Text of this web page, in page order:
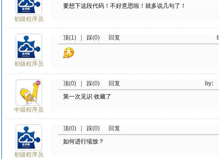
初级程序员
要想下这段代码！不好意思啦！就多说几句了！
初级程序员
顶(1) | 踩(0) 回复
中级程序员
by:
顶(0) | 踩(0)
回复
第一次见识 收藏了
初级程序员
顶(0) | 踩(0)
回复
如何进行缩放？